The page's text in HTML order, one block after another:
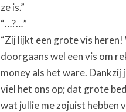
ze is.”
“…?…”
“Zij lijkt een grote vis
doorgaans wel een vis om
money als het ware.
viel het ons op; dat grote
wat jullie me zojuist hebben